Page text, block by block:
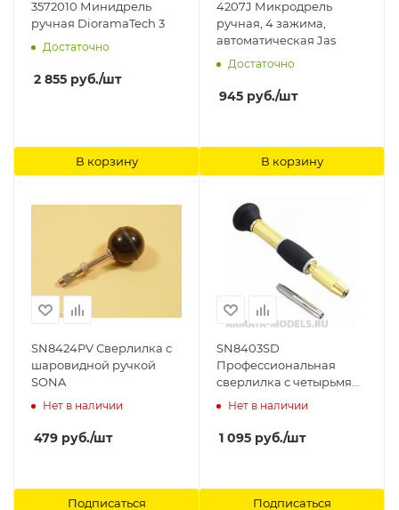
3572010 Минидрель
ручная DioramaTech 3
Достаточно
2 855 руб./шт
В корзину
4207J Микродрель
ручная, 4 зажима,
автоматическая Jas
Достаточно
945 руб./шт
В корзину
SN8424PV Сверлилка с
шаровидной ручкой
SONA
Нет в наличии
479 руб./шт
Подписаться
SN8403SD
Профессиональная
сверлилка с четырьмя
цангами SONA
Нет в наличии
1 095 руб./шт
Подписаться